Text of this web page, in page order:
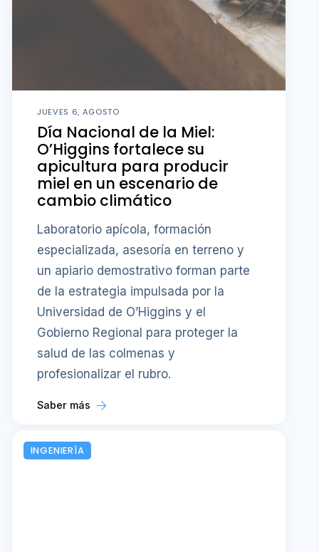
JUEVES 6, AGOSTO
Día Nacional de la Miel:
O’Higgins fortalece su
apicultura para producir
miel en un escenario de
cambio climático
Laboratorio apícola, formación
especializada, asesoría en terreno y
un apiario demostrativo forman parte
de la estrategia impulsada por la
Universidad de O’Higgins y el
Gobierno Regional para proteger la
salud de las colmenas y
profesionalizar el rubro.
Saber más
INGENIERÍA